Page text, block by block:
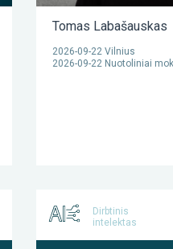
Tomas Labašauskas
2026-09-22 Vilnius
2026-09-22 Nuotoliniai
Dirbtinis
intelektas